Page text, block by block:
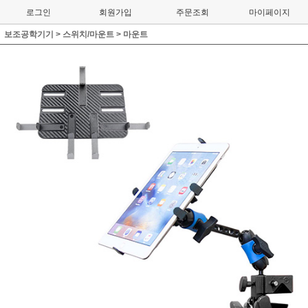
로그인 회원가입 주문조회 마이페이지
보조공학기기 > 스위치/마운트 > 마운트